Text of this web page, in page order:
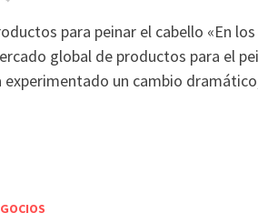
para peinar el cabello «En
global de productos para el
experimentado un cambio